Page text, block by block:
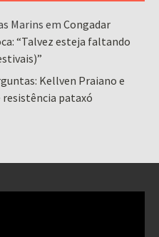
Marins emCongadar
“Talvez esteja faltando
Kellven Praiano e
pataxó